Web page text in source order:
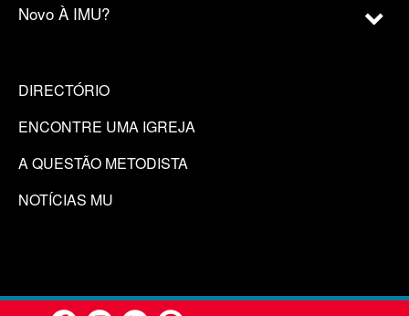
Novo À IMU?
DIRECTÓRIO
ENCONTRE UMA IGREJA
A QUESTÃO METODISTA
NOTÍCIAS MU